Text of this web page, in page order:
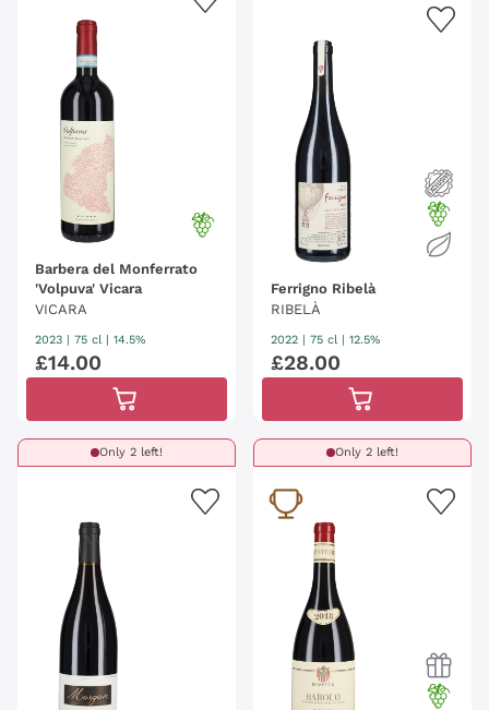
Barbera del Monferrato
'Volpuva' Vicara
VICARA
2023 | 75 cl | 14.5%
£14.00
Ferrigno Ribelà
RIBELÀ
2022 | 75 cl | 12.5%
£28.00
Only 2 left! Only 2 left!